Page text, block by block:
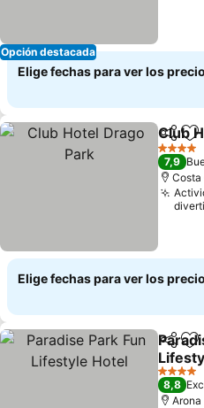
Opción destacada
Elige fechas para ver los
Club
4 Estrellas
7,9
Costa
Elige fechas para ver los
4 Estrellas
8,8
Arona